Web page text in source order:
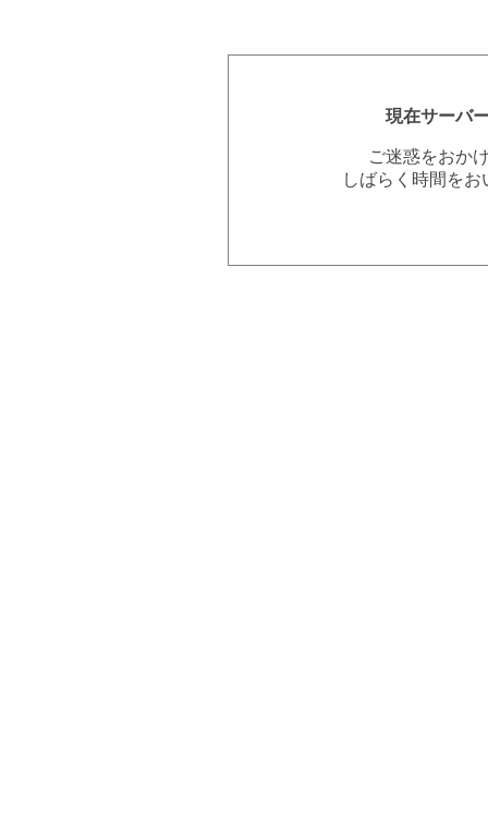
現在サーバ
ご迷惑をおか
しばらく時間を